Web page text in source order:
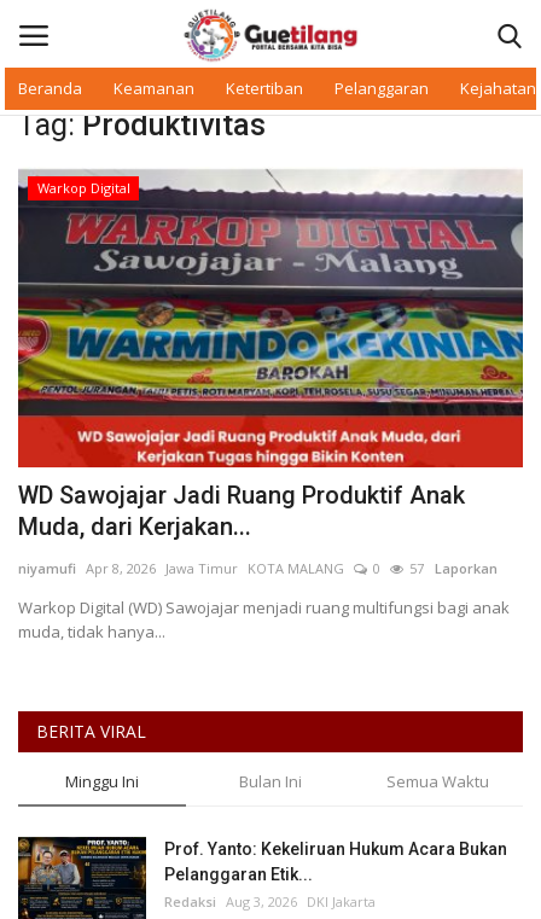
Beranda Keamanan Ketertiban Pelanggaran Kejahatan
Masuk Daftar
Beranda
Daerah
Makan Bergizi
Warkop Digital
Pelanggaran
Ketertiban
Keamanan
Kejahatan
Cybers Event
Pekerja Migran Indonesia
Ekonomi
Tag: Produktivitas
Warkop Digital
WD Sawojajar Jadi Ruang Produktif Anak
Muda, dari Kerjakan...
niyamufi Apr 8, 2026 Jawa Timur KOTA MALANG 0 57 Laporkan
Warkop Digital (WD) Sawojajar menjadi ruang multifungsi bagi anak
muda, tidak hanya...
BERITA VIRAL
Minggu Ini Bulan Ini Semua Waktu
Prof. Yanto: Kekeliruan Hukum Acara Bukan
Pelanggaran Etik...
Redaksi Aug 3, 2026 DKI Jakarta